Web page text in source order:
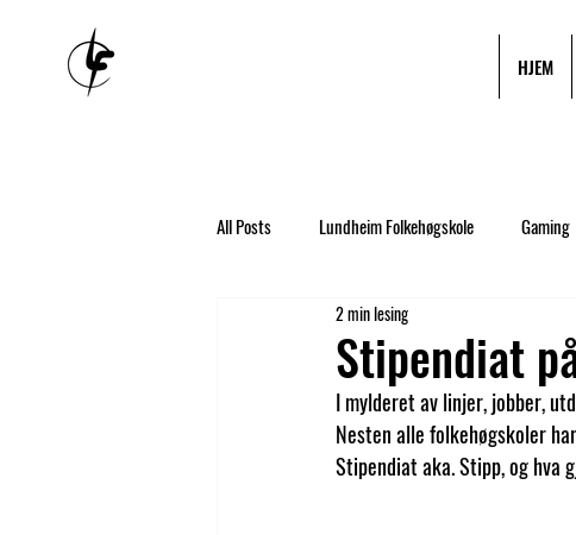
HJEM
All Posts Lundheim Folkehøgskole Gaming
Lån og stipend NAV
Musikk Ny elev
Stipendiat
2 min lesing
I mylderet av linjer, jobber,
Nesten alle folkehøgskoler
Stipendiat aka. Stipp, og hva